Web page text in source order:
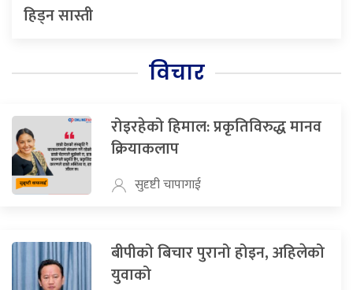
हिड्न सास्ती
विचार
रोइरहेको हिमाल: प्रकृतिविरुद्ध मानव
क्रियाकलाप
सुदृष्टी चापागाई
बीपीको बिचार पुरानो होइन, अहिलेको
युवाको